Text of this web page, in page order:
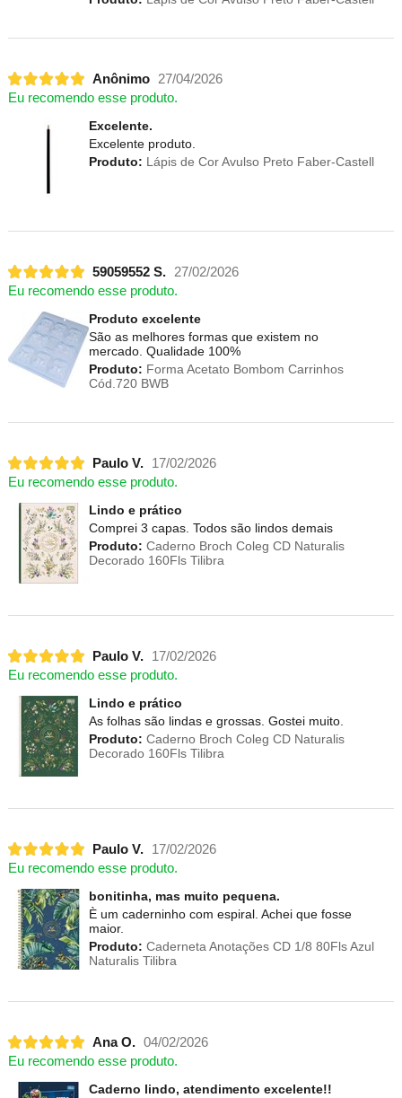
Anônimo
27/04/2026
Eu recomendo esse produto.
Excelente.
Excelente produto.
Produto: Lápis de Cor Avulso Preto Faber-Castell
59059552 S.
27/02/2026
Eu recomendo esse produto.
Produto excelente
São as melhores formas que existem no
mercado. Qualidade 100%
Produto: Forma Acetato Bombom Carrinhos
Cód.720 BWB
Paulo V.
17/02/2026
Eu recomendo esse produto.
Lindo e prático
Comprei 3 capas. Todos são lindos demais
Produto: Caderno Broch Coleg CD Naturalis
Decorado 160Fls Tilibra
Paulo V.
17/02/2026
Eu recomendo esse produto.
Lindo e prático
As folhas são lindas e grossas. Gostei muito.
Produto: Caderno Broch Coleg CD Naturalis
Decorado 160Fls Tilibra
Paulo V.
17/02/2026
Eu recomendo esse produto.
bonitinha, mas muito pequena.
È um caderninho com espiral. Achei que fosse
maior.
Produto: Caderneta Anotações CD 1/8 80Fls Azul
Naturalis Tilibra
Ana O. 04/02/2026
Eu recomendo esse produto.
Caderno lindo, atendimento excelente!!